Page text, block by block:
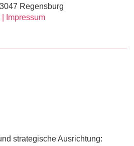
Regensburg
Impressum
strategische Ausrichtung: